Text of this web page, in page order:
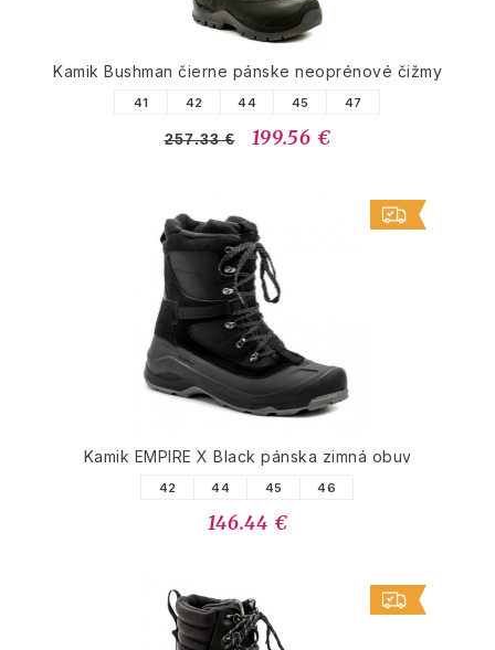
Kamik Bushman čierne pánske neoprénové čižmy
41 42 44 45 47
257.33 € 199.56 €
Kamik EMPIRE X Black pánska zimná obuv
42 44 45 46
146.44 €